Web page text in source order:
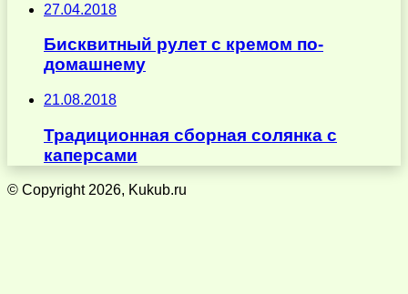
27.04.2018
Бисквитный рулет с кремом по-
домашнему
21.08.2018
Традиционная сборная солянка с
каперсами
© Copyright 2026, Kukub.ru